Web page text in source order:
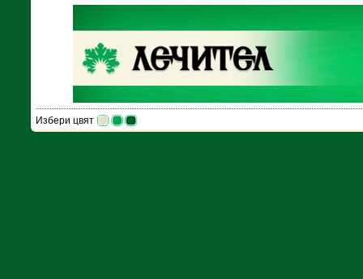
Избери цвят